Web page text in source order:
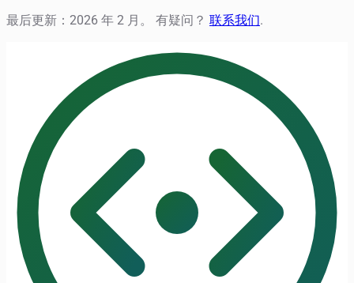
最后更新：2026 年 2 月。 有疑问？ 联系我们.